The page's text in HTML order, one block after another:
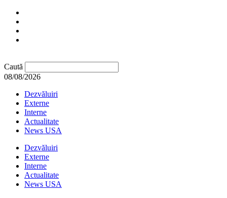
Caută
08/08/2026
Dezvăluiri
Externe
Interne
Actualitate
News USA
Dezvăluiri
Externe
Interne
Actualitate
News USA